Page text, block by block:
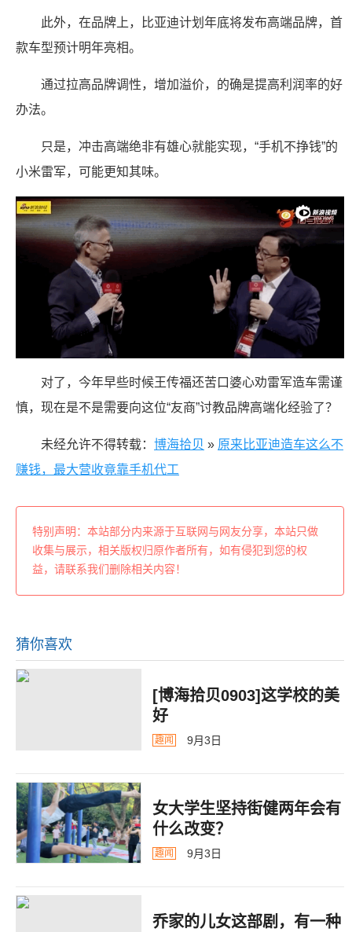
此外，在品牌上，比亚迪计划年底将发布高端品牌，首
款车型预计明年亮相。
通过拉高品牌调性，增加溢价，的确是提高利润率的好
办法。
只是，冲击高端绝非有雄心就能实现，“手机不挣钱”的
小米雷军，可能更知其味。
对了，今年早些时候王传福还苦口婆心劝雷军造车需谨
慎，现在是不是需要向这位“友商”讨教品牌高端化经验了？
未经允许不得转载： 博海拾贝 » 原来比亚迪造车这么不
赚钱，最大营收竟靠手机代工
特别声明：本站部分内来源于互联网与网友分享，本站只做
收集与展示，相关版权归原作者所有，如有侵犯到您的权
益，请联系我们删除相关内容！
猜你喜欢
[博海拾贝0903]这学校的美
好
趣闻 9月3日
女大学生坚持街健两年会有
什么改变？
趣闻 9月3日
乔家的儿女这部剧，有一种